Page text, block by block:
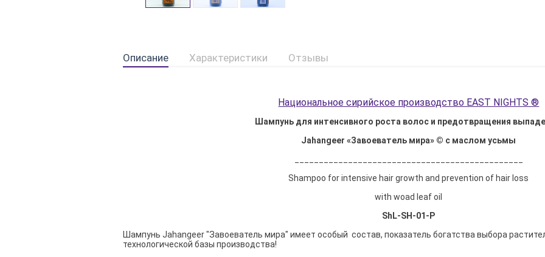
Описание Характеристики Отзывы
Национальное сирийское производство EAST NIGHTS ®
Шампунь для интенсивного роста волос и предотвращения
Jahangeer «Завоеватель мира» © с маслом усьмы
Shampoo for intensive hair growth and prevention of hair loss
with woad leaf oil
ShL-SH-01-P
Шампунь Jahangeer "Завоеватель мира" имеет особый состав, показатель богатства выбора
технологической базы производства!